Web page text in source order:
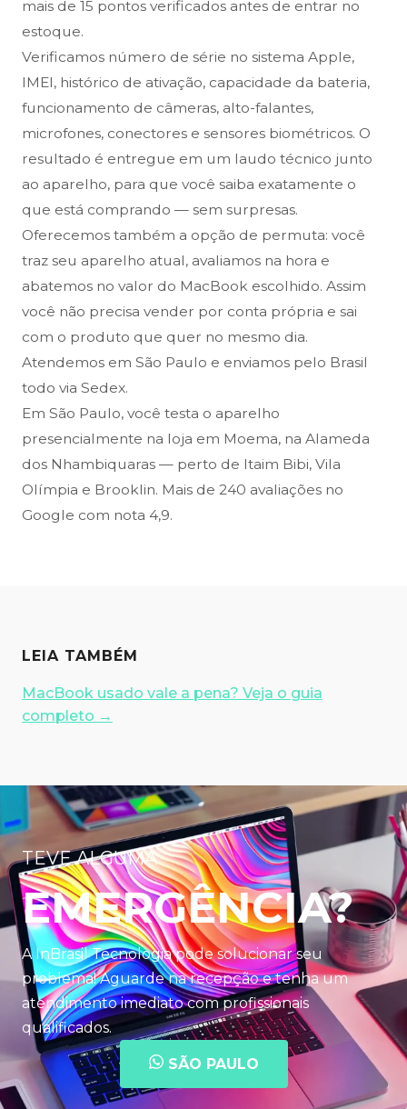
mais de 15 pontos verificados antes de entrar no
estoque.
Verificamos número de série no sistema Apple,
IMEI, histórico de ativação, capacidade da bateria,
funcionamento de câmeras, alto-falantes,
microfones, conectores e sensores biométricos. O
resultado é entregue em um laudo técnico junto
ao aparelho, para que você saiba exatamente o
que está comprando — sem surpresas.
Oferecemos também a opção de permuta: você
traz seu aparelho atual, avaliamos na hora e
abatemos no valor do MacBook escolhido. Assim
você não precisa vender por conta própria e sai
com o produto que quer no mesmo dia.
Atendemos em São Paulo e enviamos pelo Brasil
todo via Sedex.
Em São Paulo, você testa o aparelho
presencialmente na loja em Moema, na Alameda
dos Nhambiquaras — perto de Itaim Bibi, Vila
Olímpia e Brooklin. Mais de 240 avaliações no
Google com nota 4,9.
LEIA TAMBÉM
MacBook usado vale a pena? Veja o guia
completo →
TEVE ALGUMA
EMERGÊNCIA?
A InBrasil Tecnologia pode solucionar seu
problema! Aguarde na recepção e tenha um
atendimento imediato com profissionais
qualificados.
SÃO PAULO